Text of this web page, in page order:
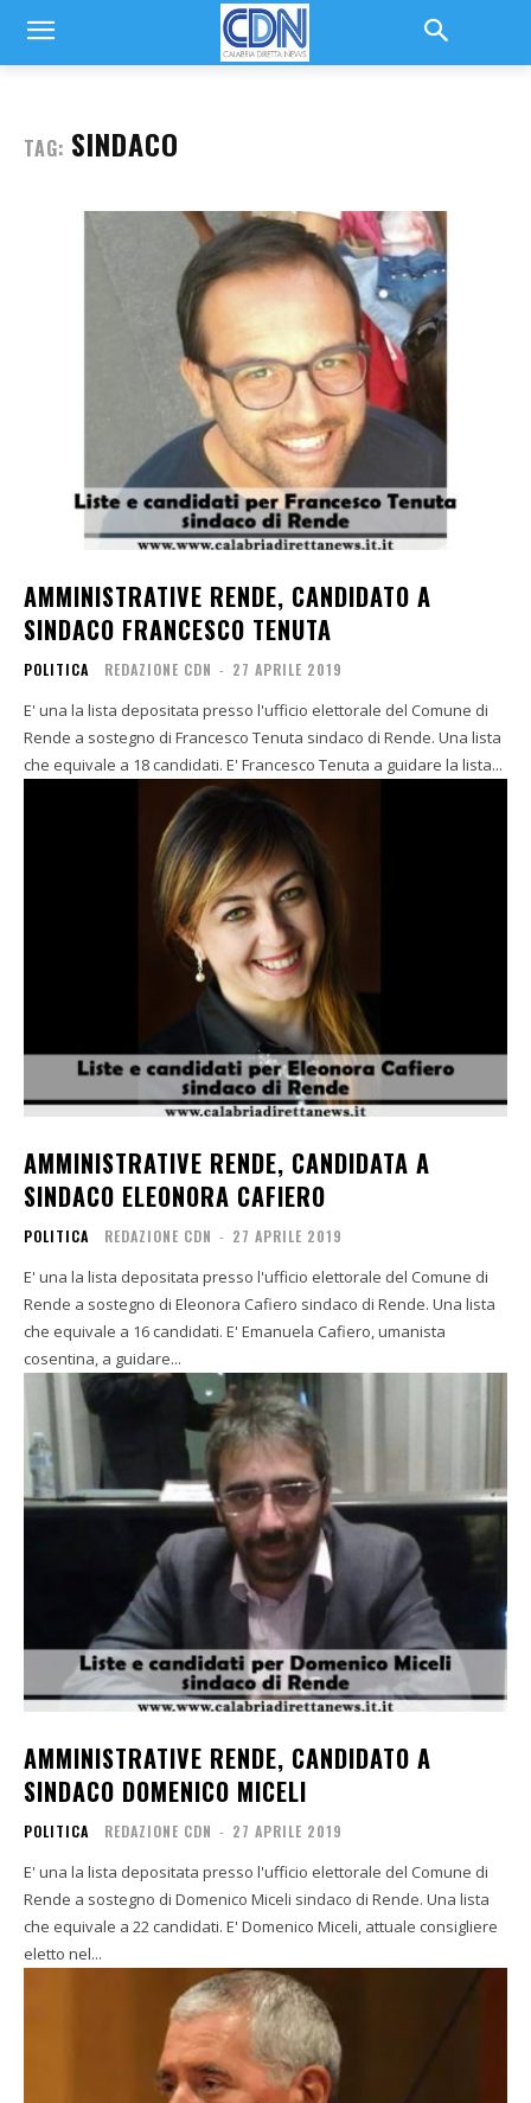
TAG: SINDACO
AMMINISTRATIVE RENDE, CANDIDATO A
SINDACO FRANCESCO TENUTA
POLITICA REDAZIONE CDN - 27 APRILE 2019
E' una la lista depositata presso l'ufficio elettorale del Comune di
Rende a sostegno di Francesco Tenuta sindaco di Rende. Una lista
che equivale a 18 candidati. E' Francesco Tenuta a guidare la lista...
AMMINISTRATIVE RENDE, CANDIDATA A
SINDACO ELEONORA CAFIERO
POLITICA REDAZIONE CDN - 27 APRILE 2019
E' una la lista depositata presso l'ufficio elettorale del Comune di
Rende a sostegno di Eleonora Cafiero sindaco di Rende. Una lista
che equivale a 16 candidati. E' Emanuela Cafiero, umanista
cosentina, a guidare...
AMMINISTRATIVE RENDE, CANDIDATO A
SINDACO DOMENICO MICELI
POLITICA REDAZIONE CDN - 27 APRILE 2019
E' una la lista depositata presso l'ufficio elettorale del Comune di
Rende a sostegno di Domenico Miceli sindaco di Rende. Una lista
che equivale a 22 candidati. E' Domenico Miceli, attuale consigliere
eletto nel...